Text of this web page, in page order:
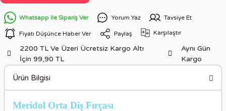
Whatsapp ile Sipariş Ver Yorum Yaz Tavsiye Et
Fiyatı Düşünce Haber Ver Paylaş Karşılaştır
2200 TL Ve Üzeri Ücretsiz Kargo Altı
İçin 99,90 TL
Aynı Gün
Kargo
Ürün Bilgisi
Meridol Orta Diş Fırçası